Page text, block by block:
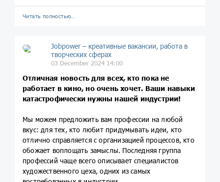
Читать полностью…
Jobpower – креативные вакансии, работа в
творческих сферах
03 December 2024 14:00
Отличная новость для всех, кто пока не
работает в кино, но очень хочет. Ваши навыки
катастрофически нужны нашей индустрии!
Мы можем предложить вам профессии на любой
вкус: для тех, кто любит придумывать идеи, кто
отлично справляется с организацией процессов, кто
обожает воплощать замыслы. Последняя группа
профессий чаще всего описывает специалистов
художественного цеха, одних из самых